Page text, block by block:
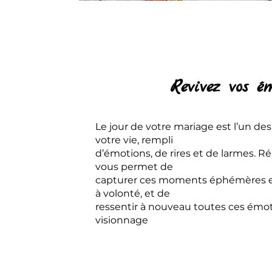
Revivez vos
Le jour de votre mariage est l’un
votre vie, rempli
d’émotions, de rires et de larmes.
vous permet de
capturer ces moments éphémères
à volonté, et de
ressentir à nouveau toutes ces
visionnage